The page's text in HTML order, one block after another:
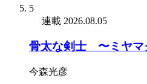
5
連載 2026.08.05
骨太な剣士 〜ミヤマ
今森光彦